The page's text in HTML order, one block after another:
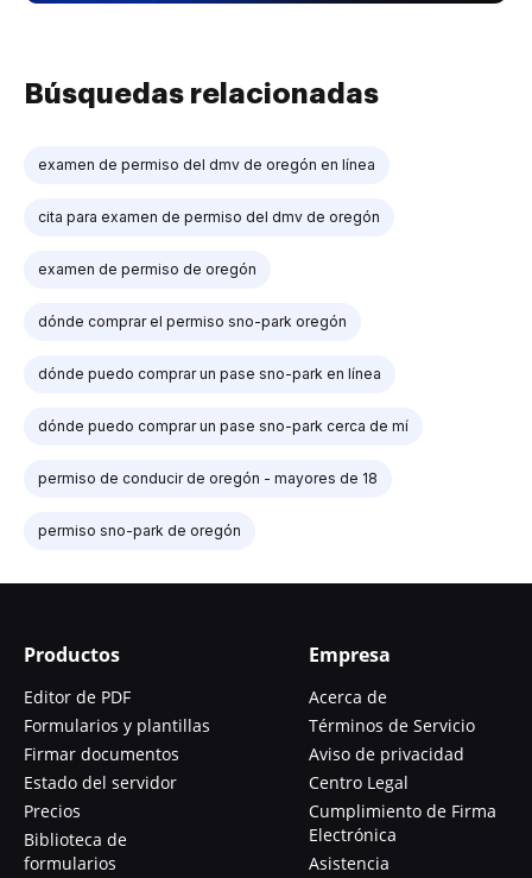
Búsquedas relacionadas
examen de permiso del dmv de oregón en línea
cita para examen de permiso del dmv de oregón
examen de permiso de oregón
dónde comprar el permiso sno-park oregón
dónde puedo comprar un pase sno-park en línea
dónde puedo comprar un pase sno-park cerca de mí
permiso de conducir de oregón - mayores de 18
permiso sno-park de oregón
Productos
Editor de PDF
Formularios y plantillas
Firmar documentos
Estado del servidor
Precios
Biblioteca de
formularios
Empresa
Acerca de
Términos de Servicio
Aviso de privacidad
Centro Legal
Cumplimiento de Firma
Electrónica
Asistencia